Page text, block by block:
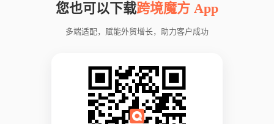
您也可以下载跨境魔方 App
多端适配，赋能外贸增长，助力客户成功